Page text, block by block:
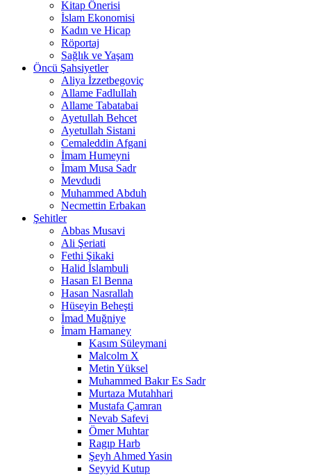
Kitap Önerisi
İslam Ekonomisi
Kadın ve Hicap
Röportaj
Sağlık ve Yaşam
Öncü Şahsiyetler
Aliya İzzetbegoviç
Allame Fadlullah
Allame Tabatabai
Ayetullah Behcet
Ayetullah Sistani
Cemaleddin Afgani
İmam Humeyni
İmam Musa Sadr
Mevdudi
Muhammed Abduh
Necmettin Erbakan
Şehitler
Abbas Musavi
Ali Şeriati
Fethi Şikaki
Halid İslambuli
Hasan El Benna
Hasan Nasrallah
Hüseyin Beheşti
İmad Muğniye
İmam Hamaney
Kasım Süleymani
Malcolm X
Metin Yüksel
Muhammed Bakır Es Sadr
Murtaza Mutahhari
Mustafa Çamran
Nevab Safevi
Ömer Muhtar
Ragıp Harb
Şeyh Ahmed Yasin
Seyyid Kutup